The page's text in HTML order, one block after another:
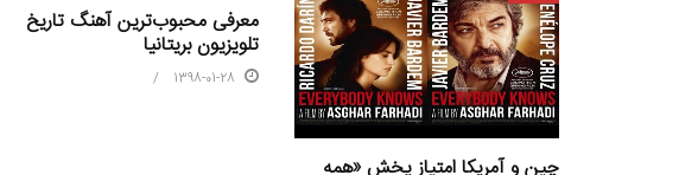
چین و آمریکا امتیاز پخش «همه
معرفی محبوب‌ترین آهنگ تاریخ
تلویزیون بریتانیا
1398-01-28